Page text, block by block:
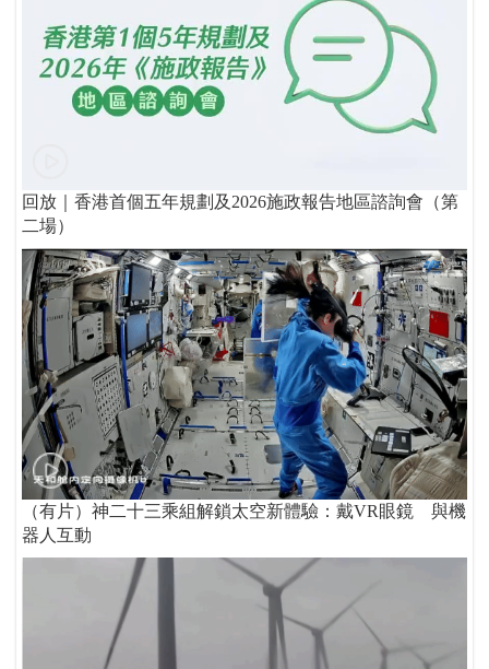
回放｜香港首個五年規劃及2026施政報告地區諮詢會（第
二場）
（有片）神二十三乘組解鎖太空新體驗：戴VR眼鏡 與機
器人互動